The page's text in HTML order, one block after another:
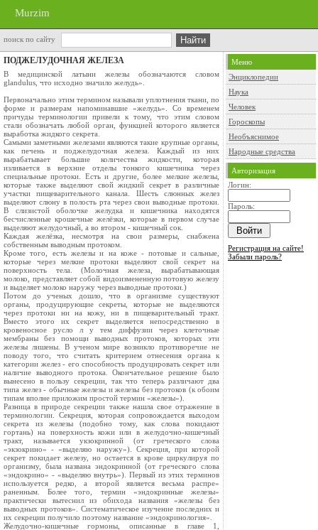
Murzim
поиск по сайту
ПОДЖЕЛУДОЧНАЯ ЖЕЛЕЗА
В медицинской латыни железы обозначаются словом
glandulus, что исходно значило желудь».
Первоначально этим термином называли уплотнения ткани, по
форме и размерам напоминавшие «желудь». Со временем
причуды терминологии привели к тому, что этим словом
стали обозначать любой орган, функцией которого является
выработка жидкого секрета.
Самыми заметными железами являются такие крупные органы,
как печень и поджелудочная железа. Каждый из них
вырабатывает большие количества жидкости, которая
изливается в верхние отделы тонкого кишечника через
специальные протоки. Есть и другие, более мелкие железы,
которые также выделяют свой жидкий секрет в различные
участки пищеварительного канала. Шесть слюнных желез
выделяют слюну в полость рта через свои выводные протоки.
В слизистой оболочке желудка и кишечника находятся
бесчисленные крошечные желёзки, которые в первом случае
выделяют желудочный, а во втором - кишечный сок.
Каждая желёзка, несмотря на свои размеры, снабжена
собственным выводным протоком.
Кроме того, есть железы и на коже - потовые и сальные,
которые через мелкие протоки выделяют свой секрет на
поверхность тела. (Молочная железа, вырабатывающая
молоко, представляет собой видоизмененную потовую железу
и выделяет молоко наружу через выводные протоки.)
Потом до ученых дошло, что в организме существуют
органы, продуцирующие секреты, которые не выделяются
через протоки ни на кожу, ни в пищеварительный тракт.
Вместо этого их секрет выделяется непосредственно в
кровеносное русло л у тем диффузии через клеточные
мембраны без помощи выводных протоков, которых эти
железы лишены. В ученом мире возникло противоречие не
поводу того, что считать критерием отнесения органа к
категории желез - его способность продуцировать секрет или
наличие выводного протока. Окончательное решение было
вынесено в пользу секреции, так что теперь различают два
типа желез - обычные железы и железы без протоков (к обоим
типам вполне приложим простой термин «железы»).
Разница в природе секреции также нашла свое отражение в
терминологии. Секреция, которая сопровождается выходом
секрета из железы (подобно тому, как слова покидают
гортань) на поверхность кожи или в желудочно-кишечный
тракт, называется укзокринной (от греческого слова
«экзокрино» - «выделяю наружу»). Секреция, при которой
секрет покидает железу, но остается в крове циркулируя по
организму, была названа эндокринной (от греческого слова
«эндокрино» - «выделяю внутрь»). Первый из этих терминов
используется редко, а второй является весьма распре»
раненным. Более того, термин «эндокринные железы»
практически вытеснил из обихода названия «железы без
выводных протоков». Систематическое изучение последних и
их секреции получило поэтому название «эндокринология».
Желудочно-кишечные гормоны, описанные в главе 1,
Меню
Энциклопедии
Наука
Человек
Гороскопы
Необъяснимое
Народные средства
Авторизация
Логин:
Пароль:
Регистрация на сайте!
Забыли пароль?